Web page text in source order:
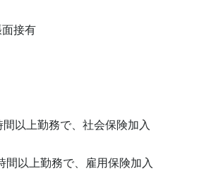
張面接有
以上勤務で、社会保険加入
間以上勤務で、雇用保険加入